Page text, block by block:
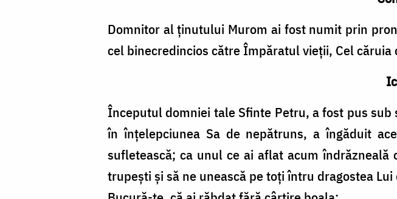
Domnitor al ţinutului Murom ai fost numit prin
cel binecredincios către Împăratul vieţii, Cel
Începutul domniei tale Sfinte Petru, a fost pus
în înţelepciunea Sa de nepătruns, a îngăduit
sufletească; ca unul ce ai aflat acum
trupeşti şi să ne unească pe toţi întru dragostea